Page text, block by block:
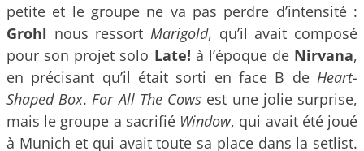
petite et le groupe ne va pas perdre d’intensité :
Grohl nous ressort Marigold, qu’il avait composé
pour son projet solo Late! à l’époque de Nirvana,
en précisant qu’il était sorti en face B de Heart-
Shaped Box. For All The Cows est une jolie surprise,
mais le groupe a sacrifié Window, qui avait été joué
à Munich et qui avait toute sa place dans la setlist.